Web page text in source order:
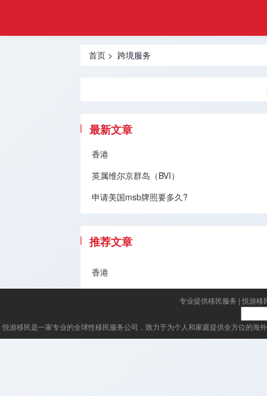
移民
创业移民
买房移民
技术移民
移民问题
留学服务
首页 > 跨境服务
最新文章
香港
英属维尔京群岛（BVI）
申请美国msb牌照要多久?
推荐文章
香港
专业提供移民服务 | 悦游移
悦游移民是一家专业的全球性移民服务公司，致力于为个人和家庭提供全方位的